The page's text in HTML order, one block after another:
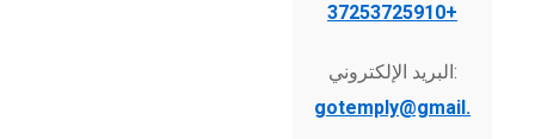
+37253725910
البريد الإلكتروني:
gotemply@gmail.